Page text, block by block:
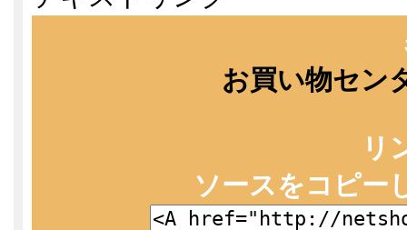
お買い物セン
リ
ソースをコピー